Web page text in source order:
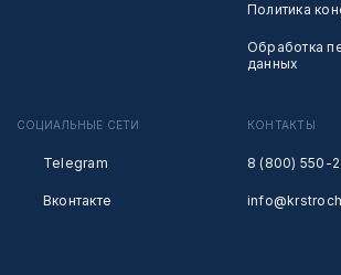
Политика
Обработка
данных
СОЦИАЛЬНЫЕ СЕТИ
Telegram
Вконтакте
КОНТАКТЫ
8 (800) 550-